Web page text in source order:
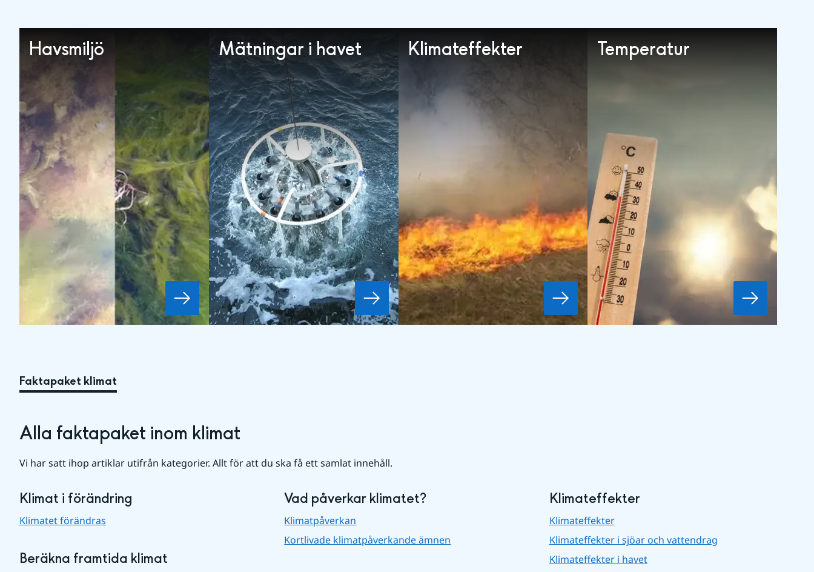
Havsmiljö Mätningar i havet Klimateffekter Temperatur
Faktapaket klimat
Alla faktapaket inom klimat
Vi har satt ihop artiklar utifrån kategorier. Allt för att du ska få ett samlat innehåll.
Klimat i förändring
Klimatet förändras
Beräkna framtida klimat
Vad påverkar klimatet?
Klimatpåverkan
Kortlivade klimatpåverkande ämnen
Klimateffekter
Klimateffekter
Klimateffekter i sjöar och vattendrag
Klimateffekter i havet